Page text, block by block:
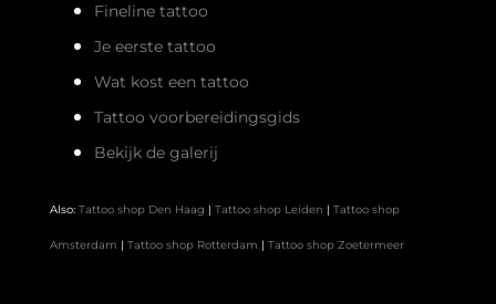
Fineline tattoo
Je eerste tattoo
Wat kost een tattoo
Tattoo voorbereidingsgids
Bekijk de galerij
Also: Tattoo shop Den Haag | Tattoo shop Leiden | Tattoo shop
Amsterdam | Tattoo shop Rotterdam | Tattoo shop Zoetermeer